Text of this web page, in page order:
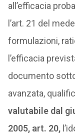
all’efficacia
l’art. 21 del
formulazioni,
l’efficacia
documento
avanzata,
valutabile dal
2005, art. 20,